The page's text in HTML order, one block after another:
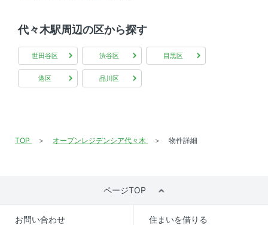
代々木駅周辺の区から探す
世田谷区 渋谷区 目黒区
港区 品川区
TOP オープンレジデンシア代々木 物件詳細
ページTOP
お問い合わせ 住まいを借りる